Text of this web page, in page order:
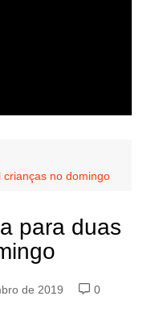
no domingo
para duas
de 2019
0